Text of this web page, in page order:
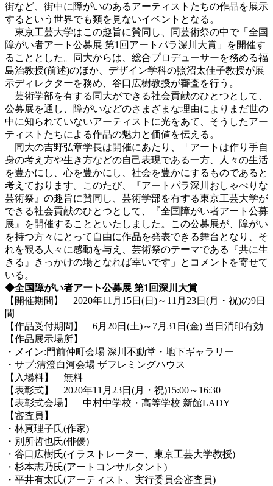
街など、街中に障がいのあるアーティストたちの作品を展示
するという世界でも類を見ないイベントとなる。
東京工芸大学はこの趣旨に賛同し、同芸術祭の中で「全国
障がい者アート公募展 第1回アートパラ深川大賞」を開催す
ることとした。同大からは、総合プロデューサーを務める福
島治教授(前述)のほか、デザイン学科の照沼太佳子教授が展
示ディレクターを務め、谷口広樹教授が審査を行う。
芸術学部を有する同大ができる社会貢献のひとつとして、
公募展を通し、障がいなどのさまざまな理由によりまだ世の
中に知られていないアーティストに光をあて、そうしたアー
ティストたちによる作品の魅力と価値を伝える。
同大の吉野弘章学長は開催にあたり、「アートは作り手自
身の考え方や生き方などの自己表現である一方、人々の生活
を豊かにし、心を豊かにし、社会を豊かにするものであると
考えております。このたび、『アートパラ深川おしゃべりな
芸術祭』の趣旨に賛同し、芸術学部を有する東京工芸大学が
できる社会貢献のひとつとして、『全国障がい者アート公募
展』を開催することといたしました。この公募展が、障がい
を持つ方々にとって自由に作品を発表できる舞台となり、そ
れを観る人々に感動を与え、芸術祭のテーマである『共に生
きる』きっかけの場となれば幸いです」とコメントを寄せて
いる。
◆全国障がい者アート公募展 第1回深川大賞
【開催期間】 2020年11月15日(日)～11月23日(月・祝)の9日
間
【作品受付期間】 6月20日(土)～7月31日(金) 当日消印有効
【作品展示場所】
・メイン:門前仲町会場 深川不動堂・地下ギャラリー
・サブ:清澄白河会場 ザフレミングハウス
【入場料】 無料
【表彰式】 2020年11月23日(月・祝)15:00～16:30
【表彰式会場】 中村中学校・高等学校 新館LADY
【審査員】
・林真理子氏(作家)
・別所哲也氏(俳優)
・谷口広樹氏(イラストレーター、東京工芸大学教授)
・杉本志乃氏(アートコンサルタント)
・平井有太氏(アーティスト、実行委員会審査員)